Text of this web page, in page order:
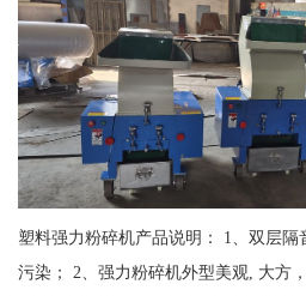
塑料强力粉碎机产品说明： 1、双层
污染； 2、强力粉碎机外型美观, 大方